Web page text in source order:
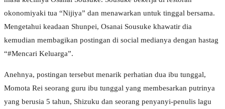
okonomiyaki tua “Nijiya” dan menawarkan untuk tinggal bersama.
Mengetahui keadaan Shunpei, Osanai Sousuke khawatir dia
kemudian membagikan postingan di social medianya dengan hastag
“#Mencari Keluarga”.
Anehnya, postingan tersebut menarik perhatian dua ibu tunggal,
Momota Rei seorang guru ibu tunggal yang membesarkan putrinya
yang berusia 5 tahun, Shizuku dan seorang penyanyi-penulis lagu